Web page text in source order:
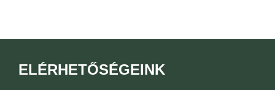
ELÉRHETŐSÉGEINK